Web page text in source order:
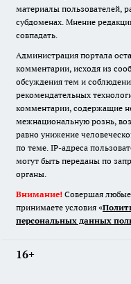
материалы пользователей,
субдоменах. Мнение
совпадать.
Администрация портала
комментарии, исходя из
обсуждения тем и
рекомендательных
комментарии, содержащие
межнациональную рознь,
равно унижение
по теме. IP-адреса
могут быть переданы по
органы.
Внимание! Совершая любые
принимаете условия «
персональных данных
16+